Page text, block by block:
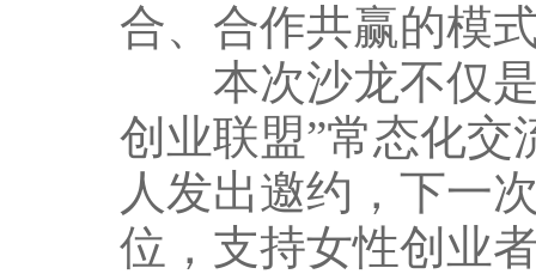
合、合作共赢的模
本次沙龙不仅是
创业联盟”常态化
人发出邀约，下一
位，支持女性创业